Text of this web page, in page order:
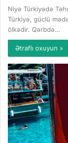
Niyə Türkiyədə
Türkiyə, güclü
ölkədir. Qərbdə…
Ətraflı oxuyun »